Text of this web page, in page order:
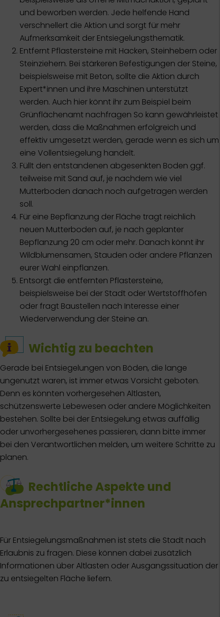
und beworben werden. Jede helfende Hand
verschnellert die Aktion und sorgt für mehr
Aufmerksamkeit der Entsiegelungsthematik.
Entfernt Pflastersteine mit Hacken, Steinhebern oder
Steinziehern. Bei stärkeren Befestigungen der Steine,
beispielsweise mit Beton, sollte die Aktion durch
Expert*innen und ihre Maschinen unterstützt
werden. Auch hier könnt ihr zum Beispiel beim
Grünflächenamt nachfragen So kann gewährleistet
werden, dass die Maßnahmen erfolgreich und
effektiv umgesetzt werden, gerade wenn es sich um
eine Vollentsiegelung handelt.
Füllt den entstandenen abgesenkten Boden ggf.
teilweise mit Sand auf, je nachdem wie viel
Mutterboden danach noch aufgetragen werden
soll.
Für eine Bepflanzung der Fläche tragt reichlich
neuen Mutterboden auf, je nach geplanter
Bepflanzung 20 cm oder mehr. Danach könnt ihr
Wildblumensamen, Stauden oder andere Pflanzen
eurer Wahl einpflanzen.
Entsorgt die entfernten Pflastersteine,
beispielsweise bei der Stadt oder Wertstoffhöfen
oder fragt Baustellen nach Interesse einer
Wiederverwendung der Steine an.
Wichtig zu beachten
Gerade bei Entsiegelungen von Böden, die lange
ungenutzt waren, ist immer etwas Vorsicht geboten.
Denn es könnten vorhergesehen Altlasten,
schützenswerte Lebewesen oder andere Möglichkeiten
bestehen. Sollte bei der Entsiegelung etwas auffällig
oder unvorhergesehenes passieren, dann bitte immer
bei den Verantwortlichen melden, um weitere Schritte zu
planen.
Rechtliche Aspekte und
Ansprechpartner*innen
Für Entsiegelungsmaßnahmen ist stets die Stadt nach
Erlaubnis zu fragen. Diese können dabei zusätzlich
Informationen über Altlasten oder Ausgangssituation der
zu entsiegelten Fläche liefern.